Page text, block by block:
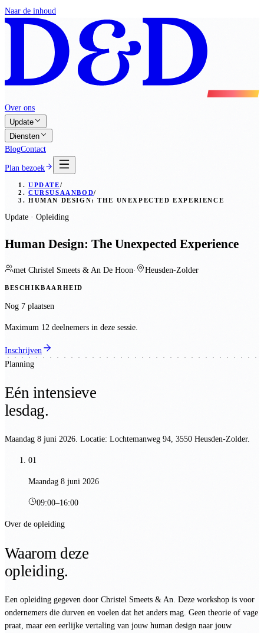
Naar de inhoud
Over ons
Update
Diensten
BlogContact
Plan bezoek
UPDATE/
CURSUSAANBOD/
HUMAN DESIGN: THE UNEXPECTED EXPERIENCE
Update · Opleiding
Human Design: The Unexpected Experience
met Christel Smeets & An De Hoon· Heusden-Zolder
BESCHIKBAARHEID
Nog 7 plaatsen
Maximum 12 deelnemers in deze sessie.
Inschrijven
Planning
Eén intensieve
lesdag.
Maandag 8 juni 2026. Locatie: Lochtemanweg 94, 3550 Heusden-Zolder.
01
Maandag 8 juni 2026
09:00–16:00
Over de opleiding
Waarom deze
opleiding.
Een opleiding gegeven door Christel Smeets & An. Deze workshop is voor
ondernemers die durven en voelen dat het anders mag. Geen theorie of vage
praat, maar een eerlijke vertaling van jouw human design naar jouw